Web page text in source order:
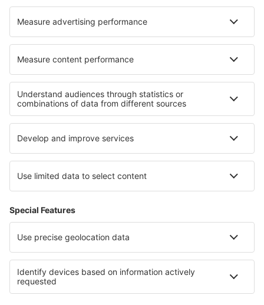
Hotely Acayucan Hotely Vielmur-Sur-Agout
Nejlepší hotely - regiony
Hotely v Plovdivu Hotely Samokov province
Hotely in Sandanski province Hotely Vidin province
Hotely v Chaskově Hotely v Paracas
Hotely na Ostrově prince Edwarda Hotely v Národní park Rago
Hotely in Santiago Hotely v Novohrad